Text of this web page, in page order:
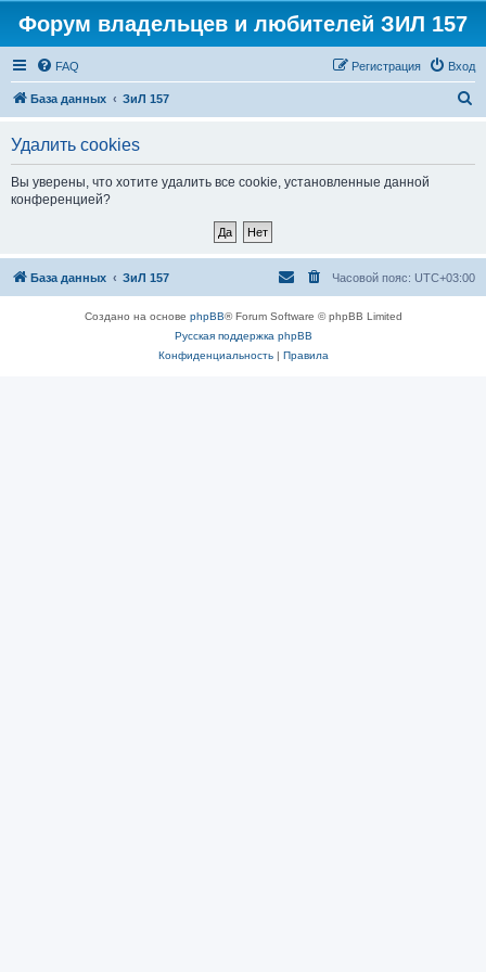
Форум владельцев и любителей ЗИЛ 157
FAQ Вход
Регистрация
База данных ЗиЛ 157
Удалить cookies
Вы уверены, что хотите удалить все cookie, установленные данной
конференцией?
База данных ЗиЛ 157 Часовой пояс: UTC+03:00
Создано на основе phpBB® Forum Software © phpBB Limited
Русская поддержка phpBB
Конфиденциальность| Правила